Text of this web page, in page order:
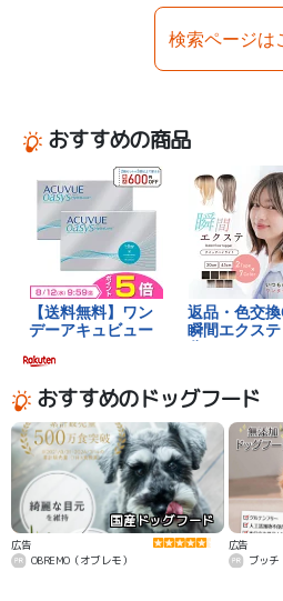
検索ページは
おすすめの商品
おすすめのドッグフード
国産ドッグフード
広告
OBREMO（オブレモ）
広告
ブッチ